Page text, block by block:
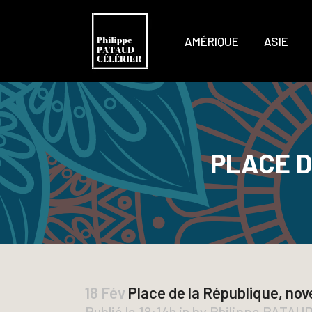
AMÉRIQUE ASIE
PLACE
18 Fév Place de la République,